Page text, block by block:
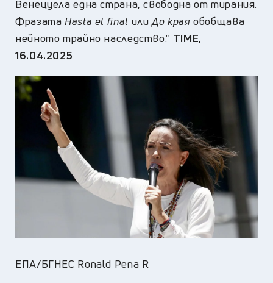
Венецуела една страна, свободна от тирания.
ФразатаHasta el final илиДо края обобщава
нейното трайно наследство." TIME,
16.04.2025
ЕПА/БГНЕС Ronald Pena R